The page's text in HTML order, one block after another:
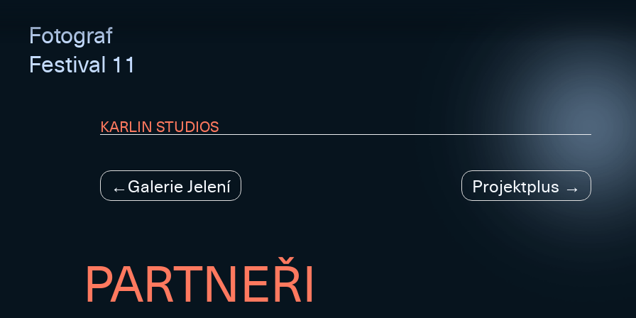
Fotograf
Festival 11
KARLIN STUDIOS
Navigace
pro
Galerie Jelení Projektplus
PARTNEŘI